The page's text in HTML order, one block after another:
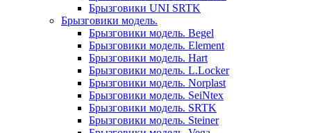
Брызговики UNI SRTK
Брызговики модель.
Брызговики модель. Begel
Брызговики модель. Element
Брызговики модель. Hart
Брызговики модель. L.Locker
Брызговики модель. Norplast
Брызговики модель. SeiNtex
Брызговики модель. SRTK
Брызговики модель. Steiner